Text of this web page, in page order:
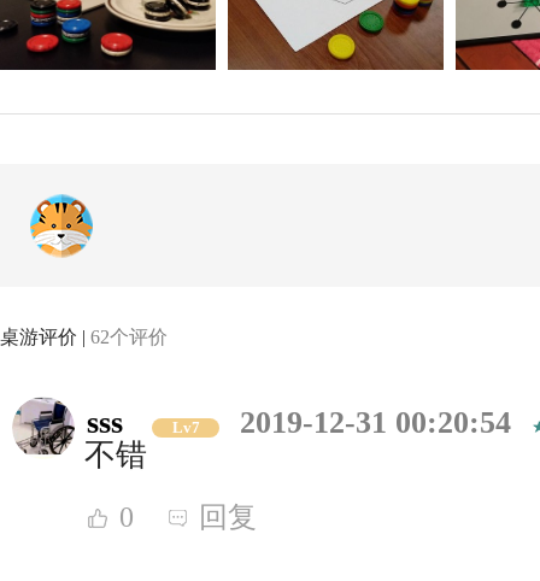
桌游评价 | 62个评价
sss Lv7
2019-12-31 00:20:54
不错
0 回复